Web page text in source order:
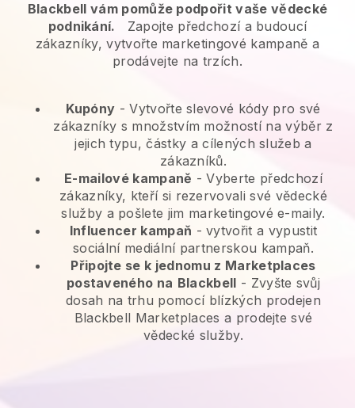
Blackbell vám pomůže podpořit vaše vědecké
podnikání.
Zapojte předchozí a budoucí
zákazníky, vytvořte marketingové kampaně a
prodávejte na trzích.
Kupóny - Vytvořte slevové kódy pro své
zákazníky s množstvím možností na výběr z
jejich typu, částky a cílených služeb a
zákazníků.
E-mailové kampaně -Vyberte předchozí
zákazníky, kteří si rezervovali své vědecké
služby a pošlete jim marketingové e-maily.
Influencer kampaň - vytvořit a vypustit
sociální mediální partnerskou kampaň.
Připojte se k jednomu z Marketplaces
postaveného na Blackbell - Zvyšte svůj
dosah na trhu pomocí blízkých prodejen
Blackbell Marketplaces a prodejte své
vědecké služby.